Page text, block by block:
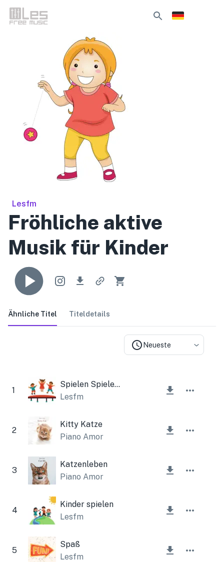
Lesfm
Fröhliche aktive
Musik für Kinder
Ähnliche Titel Titeldetails
Neueste
1
Spielen Spielen Spielen
Lesfm
2
Kitty Katze
Piano Amor
3
Katzenleben
Piano Amor
4
Kinder spielen
Lesfm
5
Spaß
Lesfm